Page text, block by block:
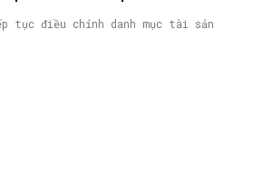
tục điều chỉnh danh mục tài sản